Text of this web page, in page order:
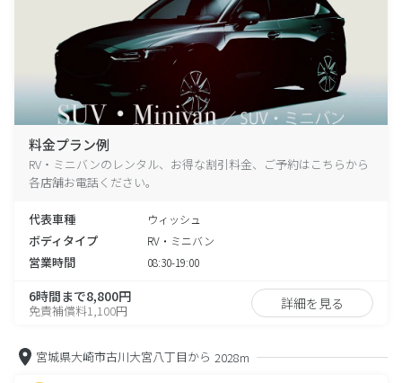
料金プラン例
RV・ミニバンのレンタル、お得な割引料金、ご予約はこちらから
各店舗お電話ください。
代表車種 ウィッシュ
ボディタイプ RV・ミニバン
営業時間 08:30-19:00
6時間まで8,800円
免責補償料1,100円 詳細を見る
宮城県大崎市古川大宮八丁目から 2028m